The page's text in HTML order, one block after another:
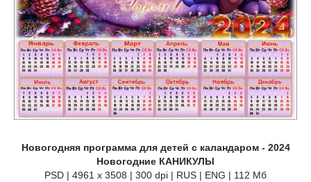
Новогодняя программа для детей с каландаром - 2024
Новогодние КАНИКУЛЫ
PSD | 4961 х 3508 | 300 dpi | RUS | ENG | 112 Мб